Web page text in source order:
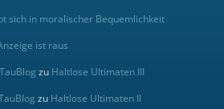
sich in moralischer Bequemlichkeit
ist raus
zu Haltlose Ultimaten III
zu Haltlose Ultimaten II